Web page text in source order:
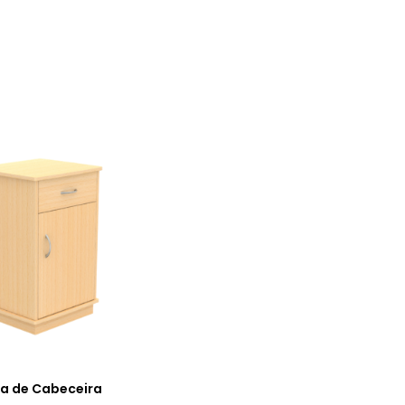
de Cabeceira